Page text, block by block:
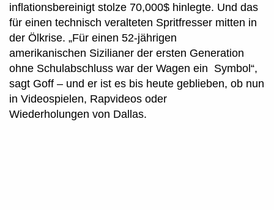
inflationsbereinigt stolze 70,000$ hinlegte. Und das
für einen technisch veralteten Spritfresser mitten in
der Ölkrise. „Für einen 52-jährigen
amerikanischen Sizilianer der ersten Generation
ohne Schulabschluss war der Wagen ein Symbol“,
sagt Goff – und er ist es bis heute geblieben, ob nun
in Videospielen, Rapvideos oder
Wiederholungen von Dallas.